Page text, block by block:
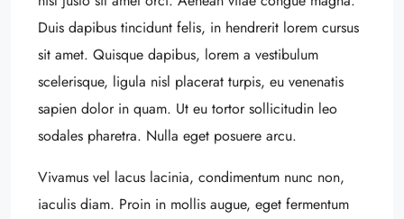
Duis dapibus tincidunt felis, in hendrerit lorem cursus
sit amet. Quisque dapibus, lorem a vestibulum
scelerisque, ligula nisl placerat turpis, eu venenatis
sapien dolor in quam. Ut eu tortor sollicitudin leo
sodales pharetra. Nulla eget posuere arcu.
Vivamus vel lacus lacinia, condimentum nunc non,
iaculis diam. Proin in mollis augue, eget fermentum